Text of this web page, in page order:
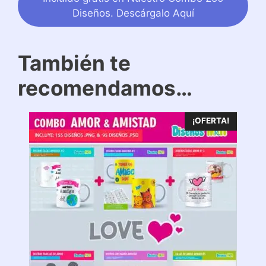
Diseños. Descárgalo Aquí
También te
recomendamos…
¡OFERTA!